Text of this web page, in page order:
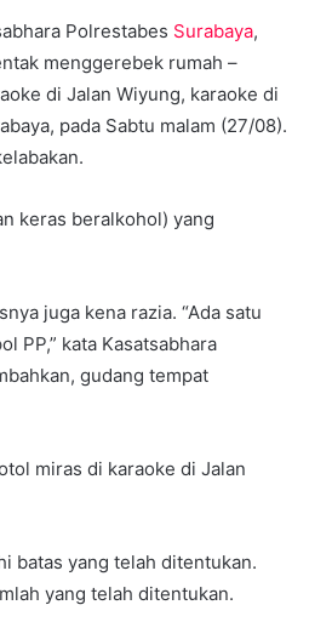
Polrestabes Surabaya,
menggerebek rumah –
di Jalan Wiyung, karaoke di
pada Sabtu malam (27/08).
keras beralkohol) yang
juga kena razia. “Ada satu
PP,” kata Kasatsabhara
gudang tempat
miras di karaoke di Jalan
batas yang telah ditentukan.
yang telah ditentukan.